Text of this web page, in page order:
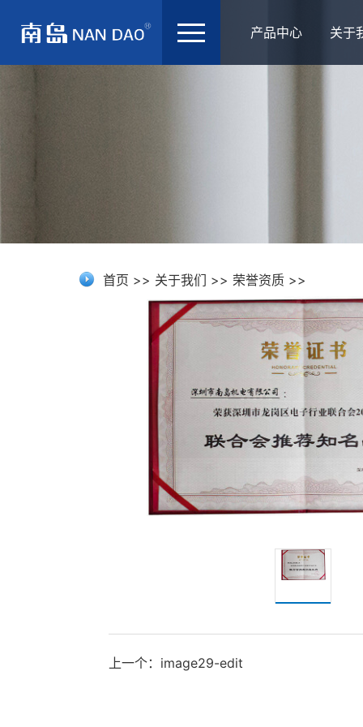
产品中心 关于
首页 >> 关于我们 >> 荣誉资质 >>
上一个：image29-edit